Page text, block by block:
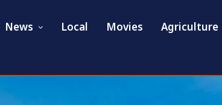
News Local Movies Agriculture